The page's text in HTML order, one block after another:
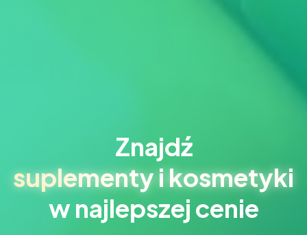
Znajdź
suplementy i kosmetyki
w najlepszej cenie